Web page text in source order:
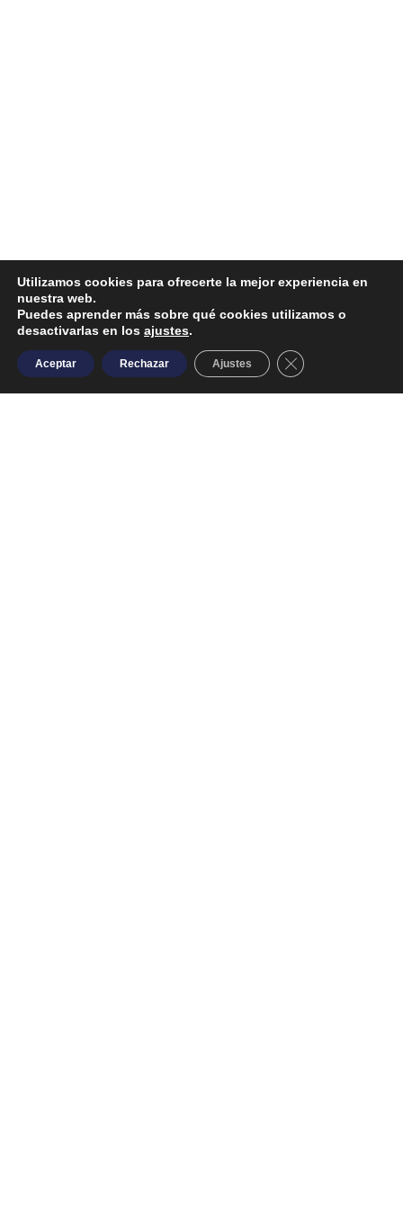
Utilizamos cookies para ofrecerte la mejor experiencia en
nuestra web.
Puedes aprender más sobre qué cookies utilizamos o
desactivarlas en los ajustes.
Aceptar Rechazar Ajustes Close GDPR